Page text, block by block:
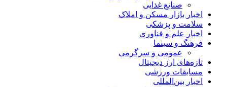
صنایع غذایی
اخبار بازار مسکن و املاک
سلامت و پزشکی
اخبار علم و فناوری
فرهنگ و سینما
عمومی و سرگرمی
تازه‌های ارز دیجیتال
مسابقات ورزشی
اخبار بین‌المللی